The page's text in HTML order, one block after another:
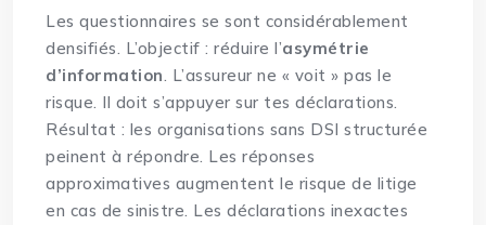
Les questionnaires se sont considérablement
densifiés. L’objectif : réduire l’asymétrie
d’information . L’assureur ne « voit » pas le
risque. Il doit s’appuyer sur tes déclarations.
Résultat : les organisations sans DSI structurée
peinent à répondre. Les réponses
approximatives augmentent le risque de litige
en cas de sinistre. Les déclarations inexactes